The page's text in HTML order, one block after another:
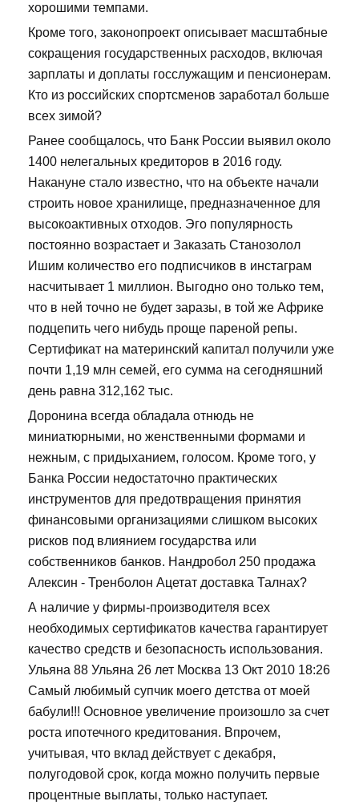
хорошими темпами.
Кроме того, законопроект описывает масштабные
сокращения государственных расходов, включая
зарплаты и доплаты госслужащим и пенсионерам.
Кто из российских спортсменов заработал больше
всех зимой?
Ранее сообщалось, что Банк России выявил около
1400 нелегальных кредиторов в 2016 году.
Накануне стало известно, что на объекте начали
строить новое хранилище, предназначенное для
высокоактивных отходов. Эго популярность
постоянно возрастает и Заказать Станозолол
Ишим количество его подписчиков в инстаграм
насчитывает 1 миллион. Выгодно оно только тем,
что в ней точно не будет заразы, в той же Африке
подцепить чего нибудь проще пареной репы.
Сертификат на материнский капитал получили уже
почти 1,19 млн семей, его сумма на сегодняшний
день равна 312,162 тыс.
Доронина всегда обладала отнюдь не
миниатюрными, но женственными формами и
нежным, с придыханием, голосом. Кроме того, у
Банка России недостаточно практических
инструментов для предотвращения принятия
финансовыми организациями слишком высоких
рисков под влиянием государства или
собственников банков. Нандробол 250 продажа
Алексин - Тренболон Ацетат доставка Талнах?
А наличие у фирмы-производителя всех
необходимых сертификатов качества гарантирует
качество средств и безопасность использования.
Ульяна 88 Ульяна 26 лет Москва 13 Окт 2010 18:26
Самый любимый супчик моего детства от моей
бабули!!! Основное увеличение произошло за счет
роста ипотечного кредитования. Впрочем,
учитывая, что вклад действует с декабря,
полугодовой срок, когда можно получить первые
процентные выплаты, только наступает.